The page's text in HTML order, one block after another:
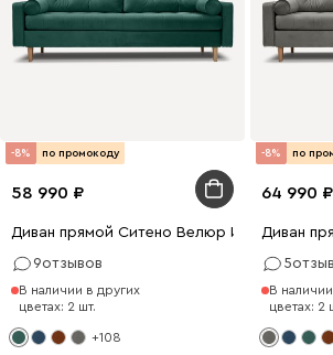
-8% по промокоду
58 990
Диван прямой Ситено Велюр Изумрудный
9отзывов
В наличии в других
цветах: 2 шт.
+108
-8% по
64 990
Диван
5
В
цветах: 2